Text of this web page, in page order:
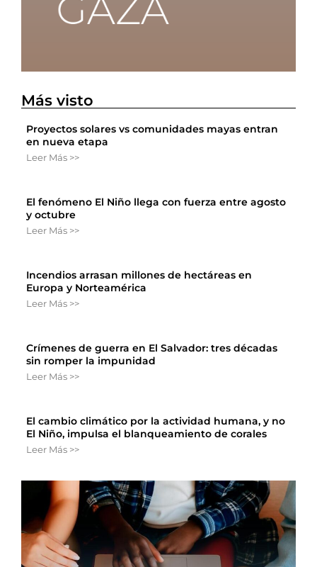
Más visto
Proyectos solares vs comunidades mayas entran
en nueva etapa
Leer Más >>
El fenómeno El Niño llega con fuerza entre agosto
y octubre
Leer Más >>
Incendios arrasan millones de hectáreas en
Europa y Norteamérica
Leer Más >>
Crímenes de guerra en El Salvador: tres décadas
sin romper la impunidad
Leer Más >>
El cambio climático por la actividad humana, y no
El Niño, impulsa el blanqueamiento de corales
Leer Más >>